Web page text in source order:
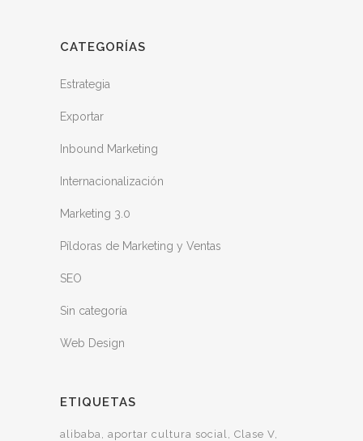
CATEGORÍAS
Estrategia
Exportar
Inbound Marketing
Internacionalización
Marketing 3.0
Píldoras de Marketing y Ventas
SEO
Sin categoría
Web Design
ETIQUETAS
alibaba aportar cultura social Clase V